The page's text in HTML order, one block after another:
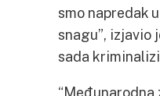
smo napredak
snagu”, izjavio
sada